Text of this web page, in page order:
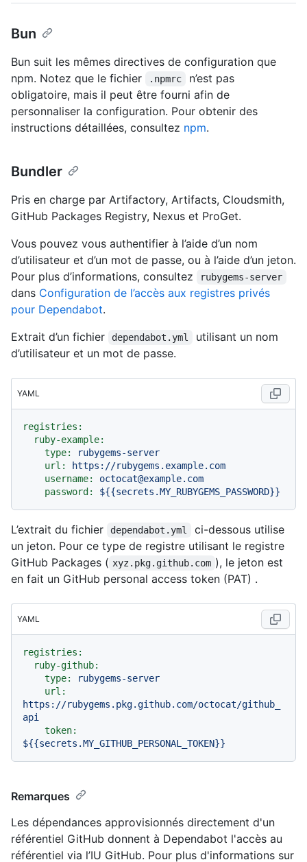
Bun
Bun suit les mêmes directives de configuration que
npm. Notez que le fichier
.npmrc
n’est pas
obligatoire, mais il peut être fourni afin de
personnaliser la configuration. Pour obtenir des
instructions détaillées, consultez npm.
Bundler
Pris en charge par Artifactory, Artifacts, Cloudsmith,
GitHub Packages Registry, Nexus et ProGet.
Vous pouvez vous authentifier à l’aide d’un nom
d’utilisateur et d’un mot de passe, ou à l’aide d’un jeton.
Pour plus d’informations, consultez
rubygems-server
dans Configuration de l’accès aux registres privés
pour Dependabot.
Extrait d’un fichier
dependabot.yml
utilisant un nom
d’utilisateur et un mot de passe.
YAML
registries:
ruby-example:
type:
rubygems-server
url:
https://rubygems.example.com
username:
octocat@example.com
password:
${{secrets.MY_RUBYGEMS_PASSWORD}}
L’extrait du fichier dependabot.yml
ci-dessous utilise
un jeton. Pour ce type de registre utilisant le registre
GitHub Packages ( xyz.pkg.github.com ), le jeton est
en fait un GitHub personal access token (PAT) .
YAML
registries:
ruby-github:
type:
rubygems-server
url:
https://rubygems.pkg.github.com/octocat/github_
api
token:
${{secrets.MY_GITHUB_PERSONAL_TOKEN}}
Remarques
Les dépendances approvisionnés directement d'un
référentiel GitHub donnent à Dependabot l'accès au
référentiel via l’IU GitHub. Pour plus d'informations sur